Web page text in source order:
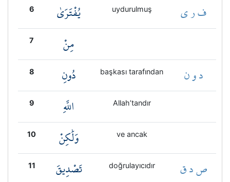
6 يُفْتَرَىٰ uydurulmuş ف ر ي
7 مِنْ
8 دُونِ başkası tarafından د و ن
9 اللَّهِ Allah’tandır
10 وَلَٰكِنْ ve ancak
11 تَصْدِيقَ doğrulayıcıdır ص د ق